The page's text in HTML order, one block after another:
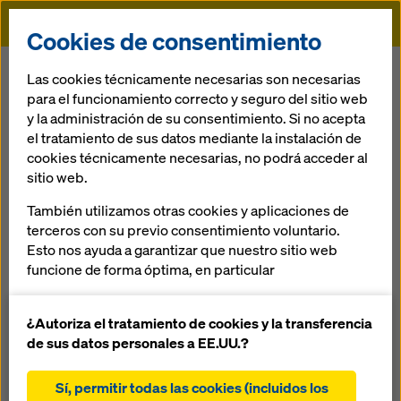
Doka
Volver
Servicio de premontaje
Doka ofrece encofrados especiales a medida, adaptados
especialmente a requisitos del proyecto. Estos se montan
conforme a los requisitos en los centros de premontaje
Doka, desde construcciones sencillas a complejas. Por
trabajo de montaje y espacio reducido en la obra
procesos de trabajo acelerados gracias a un
Cookies de consentimiento
Las cookies técnicamente necesarias son necesarias
para el funcionamiento correcto y seguro del sitio web
y la administración de su consentimiento. Si no acepta
el tratamiento de sus datos mediante la instalación de
cookies técnicamente necesarias, no podrá acceder al
sitio web.
También utilizamos otras cookies y aplicaciones de
terceros con su previo consentimiento voluntario.
Esto nos ayuda a garantizar que nuestro sitio web
funcione de forma óptima, en particular
nuestro sitio web (cookies funcionales y
estadísticas)
utilizar la tienda online de Doka (cookies
¿Autoriza el tratamiento de cookies y la transferencia
de sus datos personales a EE.UU.?
Sí, permitir todas las cookies (incluidos los